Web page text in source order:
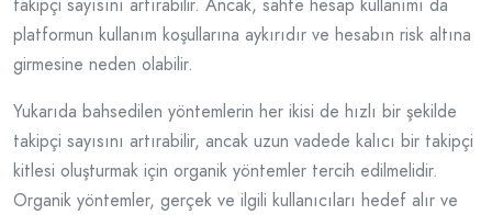
takipçi sayısını artırabilir. Ancak, sahte hesap kullanımı da
platformun kullanım koşullarına aykırıdır ve hesabın risk altına
girmesine neden olabilir.
Yukarıda bahsedilen yöntemlerin her ikisi de hızlı bir şekilde
takipçi sayısını artırabilir, ancak uzun vadede kalıcı bir takipçi
kitlesi oluşturmak için organik yöntemler tercih edilmelidir.
Organik yöntemler, gerçek ve ilgili kullanıcıları hedef alır ve